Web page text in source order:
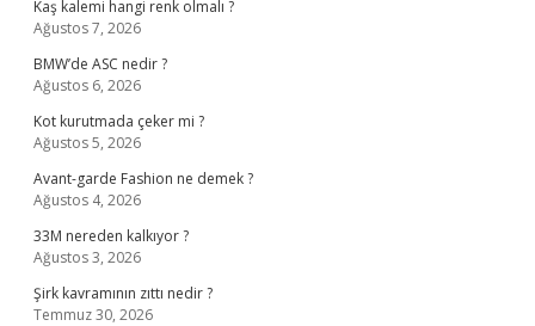
Kaş kalemi hangi renk olmalı ?
Ağustos 7, 2026
BMW’de ASC nedir ?
Ağustos 6, 2026
Kot kurutmada çeker mi ?
Ağustos 5, 2026
Avant-garde Fashion ne demek ?
Ağustos 4, 2026
33M nereden kalkıyor ?
Ağustos 3, 2026
Şirk kavramının zıttı nedir ?
Temmuz 30, 2026